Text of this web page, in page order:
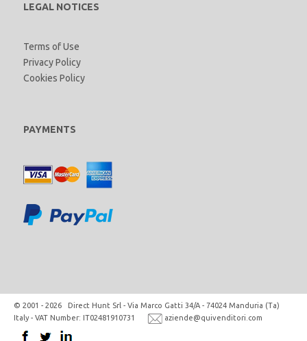
LEGAL NOTICES
Terms of Use
Privacy Policy
Cookies Policy
PAYMENTS
© 2001 - 2026 Direct Hunt Srl - Via Marco Gatti 34/A - 74024 Manduria (Ta)
Italy - VAT Number: IT02481910731
aziende@quivenditori.com